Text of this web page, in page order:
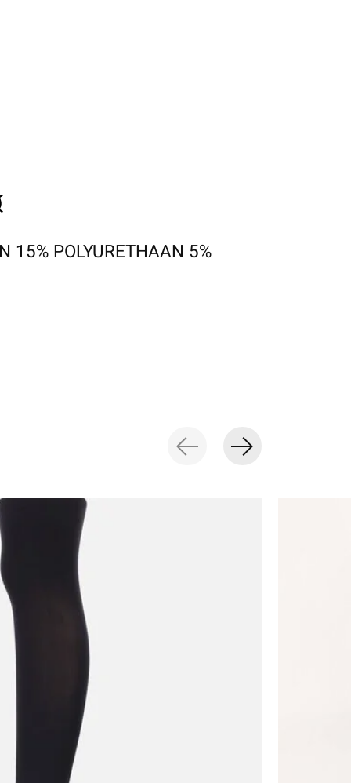
15% POLYURETHAAN 5%